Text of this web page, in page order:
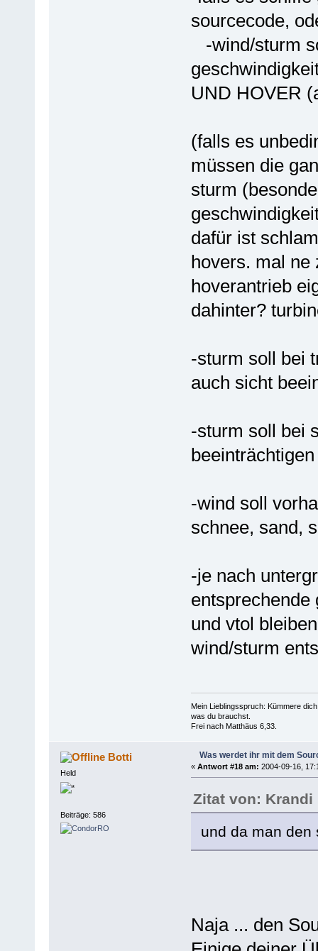
sourcecode,
-wind/sturm
UND HOVER
(falls es
müssen die
sturm
dafür ist
hovers. mal ne
hoverantrieb
dahinter?
-sturm soll bei
auch sicht
-sturm soll bei
beeinträchtigen
-wind soll
schnee, sand,
-je nach
entsprechende
und vtol
wind/sturm
Mein Lieblingsspruch: Kümmere
was du brauchst.
Frei nach Matthäus 6,33.
Botti
Held
Beiträge: 586
Was werdet ihr mit dem
« Antwort #18 am: 2004-09-16,
Zitat von: Krandi
und da man den
Naja ... den